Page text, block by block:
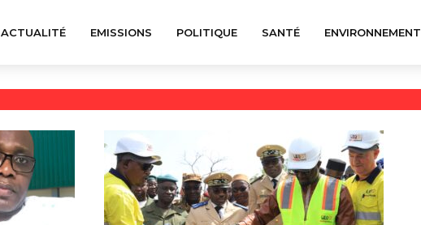
ACTUALITÉ EMISSIONS POLITIQUE SANTÉ ENVIRONNEMENT